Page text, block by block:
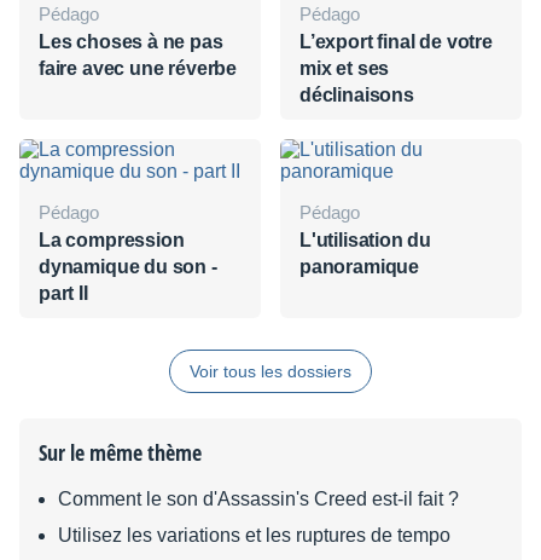
Pédago
Les choses à ne pas
faire avec une réverbe
Pédago
L’export final de votre
mix et ses
déclinaisons
Pédago
La compression
dynamique du son -
part II
Pédago
L'utilisation du
panoramique
Voir tous les dossiers
Sur le même thème
Comment le son d'Assassin's Creed est-il fait ?
Utilisez les variations et les ruptures de tempo